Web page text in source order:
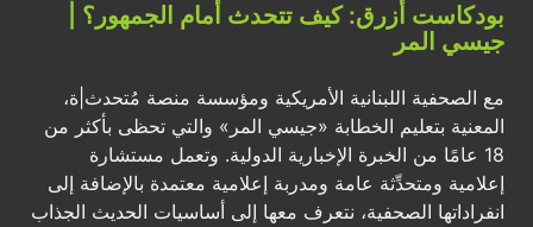
بودكاست أزرق: كيف تتحدث أمام الجمهور؟ |
جيسي المر
مع الصحفية اللبنانية الأمريكية ومؤسسة منصة مُتحدث|ة،
المعنية بتعليم الخطابة «جيسي المر» والتي تحظى بأكثر من
18 عامًا من الخبرة الإخبارية الدولية. وتعمل مستشارة
إعلامية ومتحدِّثة عامة ومدربة إعلامية معتمدة بالإضافة إلى
انفراداتها الصحفية، نتعرف معها إلى أساسيات الحديث الجذاب